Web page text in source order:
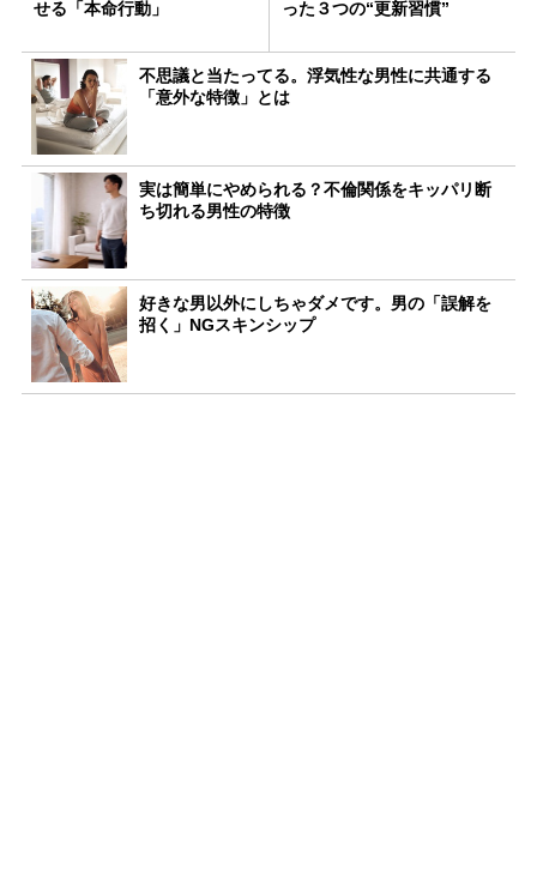
せる「本命行動」
った３つの“更新習慣”
不思議と当たってる。浮気性な男性に共通する
「意外な特徴」とは
実は簡単にやめられる？不倫関係をキッパリ断
ち切れる男性の特徴
好きな男以外にしちゃダメです。男の「誤解を
招く」NGスキンシップ